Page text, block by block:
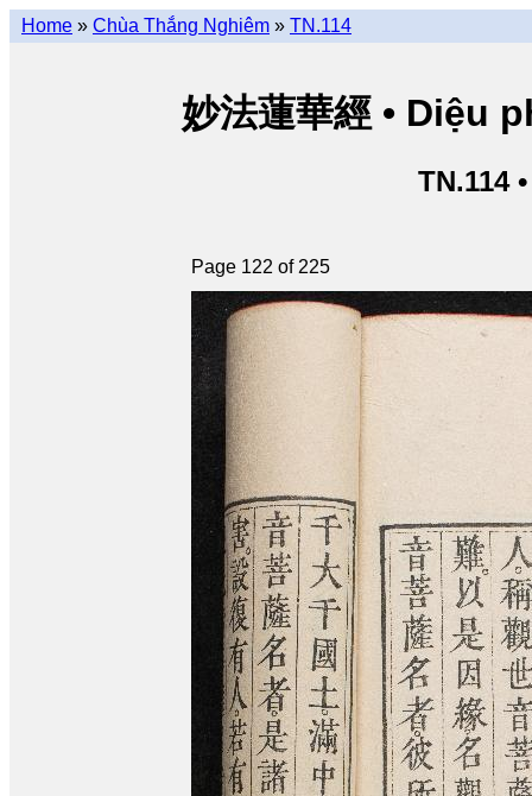
Home » Chùa Thắng Nghiêm » TN.114
妙法蓮華經 • Diệu
TN.114
Page 122 of 225